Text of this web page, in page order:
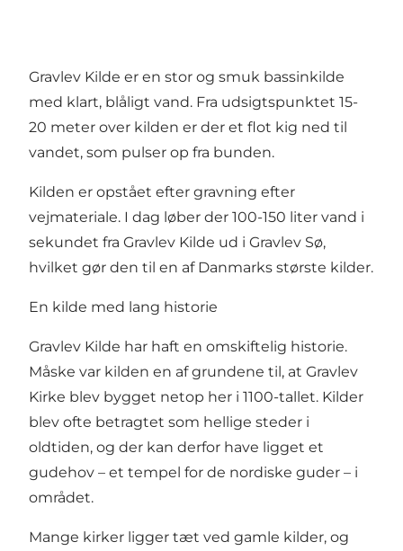
Gravlev Kilde er en stor og smuk bassinkilde
med klart, blåligt vand. Fra udsigtspunktet 15-
20 meter over kilden er der et flot kig ned til
vandet, som pulser op fra bunden.
Kilden er opstået efter gravning efter
vejmateriale. I dag løber der 100-150 liter vand i
sekundet fra Gravlev Kilde ud i Gravlev Sø,
hvilket gør den til en af Danmarks største kilder.
En kilde med lang historie
Gravlev Kilde har haft en omskiftelig historie.
Måske var kilden en af grundene til, at Gravlev
Kirke blev bygget netop her i 1100-tallet. Kilder
blev ofte betragtet som hellige steder i
oldtiden, og der kan derfor have ligget et
gudehov – et tempel for de nordiske guder – i
området.
Mange kirker ligger tæt ved gamle kilder, og